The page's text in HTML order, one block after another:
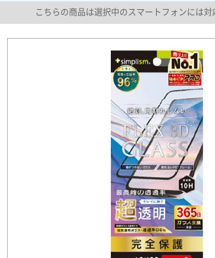
こちらの商品は選択中のスマートフォンには対